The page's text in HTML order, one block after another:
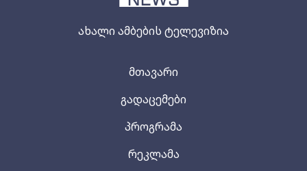
ახალი ამბების ტელევიზია
მთავარი
გადაცემები
პროგრამა
რეკლამა